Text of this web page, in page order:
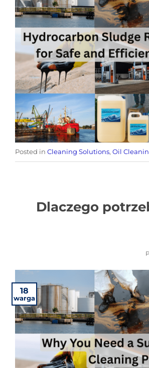
Posted in Cleaning Solutions, Oil
Dlaczego
18
warga